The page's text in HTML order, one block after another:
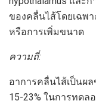
ของคลื่นไส้โดยเฉพ
หรือการเพิ่มขนาด
ความถี่:
อาการคลื่นไส้เป็นผ
15-23% ในการทดล